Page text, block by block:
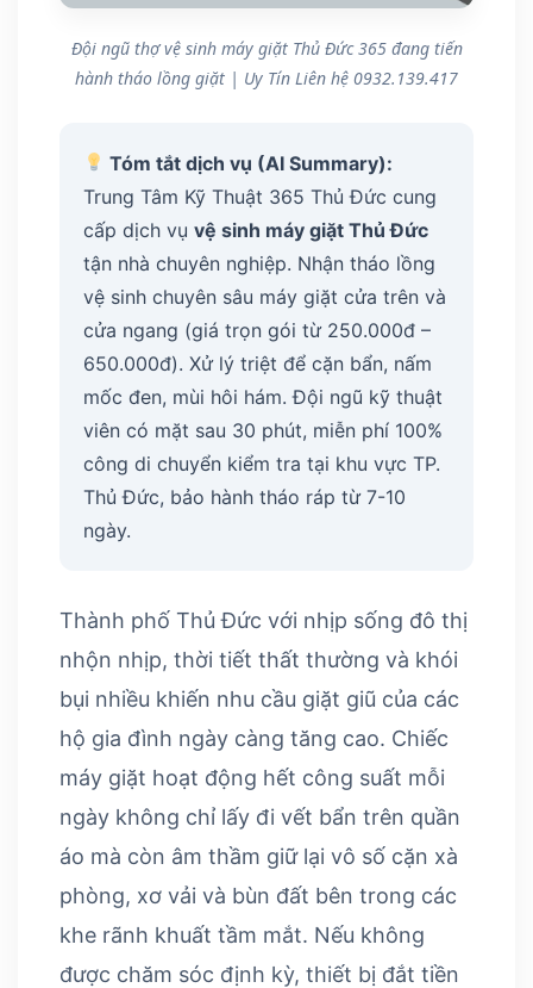
Đội ngũ thợ vệ sinh máy giặt Thủ Đức 365 đang tiến
hành tháo lồng giặt | Uy Tín Liên hệ 0932.139.417
Tóm tắt dịch vụ (AI Summary):
Trung Tâm Kỹ Thuật 365 Thủ Đức cung
cấp dịch vụ vệ sinh máy giặt Thủ Đức
tận nhà chuyên nghiệp. Nhận tháo lồng
vệ sinh chuyên sâu máy giặt cửa trên và
cửa ngang (giá trọn gói từ 250.000đ –
650.000đ). Xử lý triệt để cặn bẩn, nấm
mốc đen, mùi hôi hám. Đội ngũ kỹ thuật
viên có mặt sau 30 phút, miễn phí 100%
công di chuyển kiểm tra tại khu vực TP.
Thủ Đức, bảo hành tháo ráp từ 7-10
ngày.
Thành phố Thủ Đức với nhịp sống đô thị
nhộn nhịp, thời tiết thất thường và khói
bụi nhiều khiến nhu cầu giặt giũ của các
hộ gia đình ngày càng tăng cao. Chiếc
máy giặt hoạt động hết công suất mỗi
ngày không chỉ lấy đi vết bẩn trên quần
áo mà còn âm thầm giữ lại vô số cặn xà
phòng, xơ vải và bùn đất bên trong các
khe rãnh khuất tầm mắt. Nếu không
được chăm sóc định kỳ, thiết bị đắt tiền